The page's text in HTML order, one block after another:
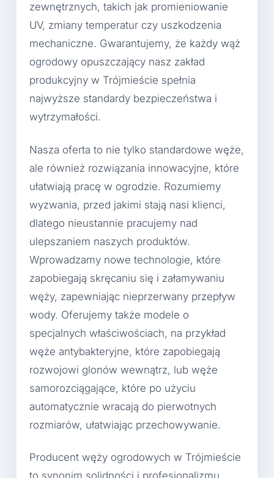
zewnętrznych, takich jak promieniowanie
UV, zmiany temperatur czy uszkodzenia
mechaniczne. Gwarantujemy, że każdy wąż
ogrodowy opuszczający nasz zakład
produkcyjny w Trójmieście spełnia
najwyższe standardy bezpieczeństwa i
wytrzymałości.
Nasza oferta to nie tylko standardowe węże,
ale również rozwiązania innowacyjne, które
ułatwiają pracę w ogrodzie. Rozumiemy
wyzwania, przed jakimi stają nasi klienci,
dlatego nieustannie pracujemy nad
ulepszaniem naszych produktów.
Wprowadzamy nowe technologie, które
zapobiegają skręcaniu się i załamywaniu
węży, zapewniając nieprzerwany przepływ
wody. Oferujemy także modele o
specjalnych właściwościach, na przykład
węże antybakteryjne, które zapobiegają
rozwojowi glonów wewnątrz, lub węże
samorozciągające, które po użyciu
automatycznie wracają do pierwotnych
rozmiarów, ułatwiając przechowywanie.
Producent węży ogrodowych w Trójmieście